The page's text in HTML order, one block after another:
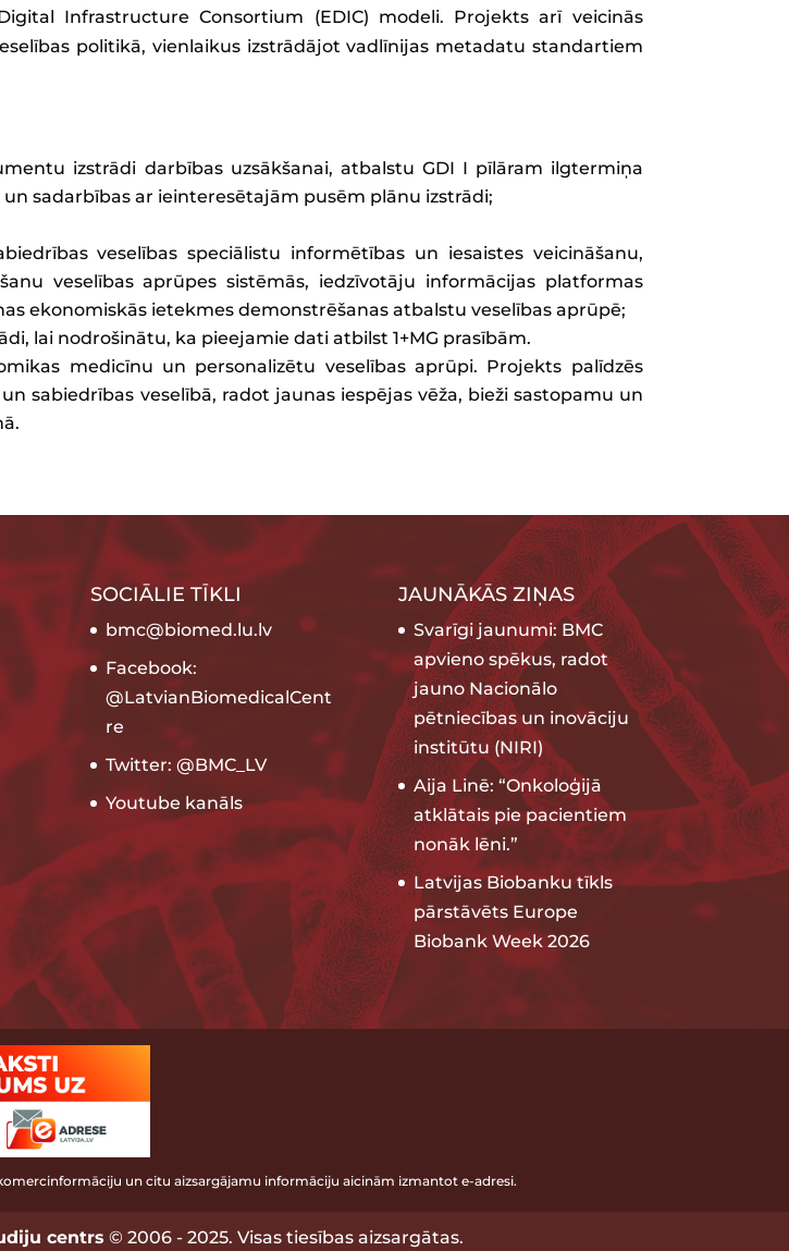
Infrastructure Consortium (EDIC) modeli. Projekts arī veicinās
politikā, vienlaikus izstrādājot vadlīnijas metadatu standartiem
izstrādi darbības uzsākšanai, atbalstu GDI I pīlāram ilgtermiņa
sadarbības ar ieinteresētajām pusēm plānu izstrādi;
veselības speciālistu informētības un iesaistes veicināšanu,
veselības aprūpes sistēmās, iedzīvotāju informācijas platformas
ekonomiskās ietekmes demonstrēšanas atbalstu veselības aprūpē;
lai nodrošinātu, ka pieejamie dati atbilst 1+MG prasībām.
medicīnu un personalizētu veselības aprūpi. Projekts palīdzēs
sabiedrības veselībā, radot jaunas iespējas vēža, bieži sastopamu un
SOCIĀLIE TĪKLI
bmc@biomed.lu.lv
Facebook:
@LatvianBiomedicalCent
re
Twitter: @BMC_LV
Youtube kanāls
JAUNĀKĀS ZIŅAS
Svarīgi jaunumi: BMC
apvieno spēkus, radot
jauno Nacionālo
pētniecības un inovāciju
institūtu (NIRI)
Aija Linē: “Onkoloģijā
atklātais pie pacientiem
nonāk lēni.”
Latvijas Biobanku tīkls
pārstāvēts Europe
Biobank Week 2026
un citu aizsargājamu informāciju aicinām izmantot e-adresi.
centrs © 2006 - 2025. Visas tiesības aizsargātas.